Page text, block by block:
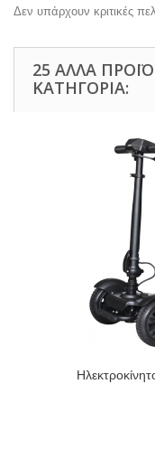
Δεν υπάρχουν κριτικές
25 ΆΛΛΑ
ΚΑΤΗΓΟΡΊΑ: